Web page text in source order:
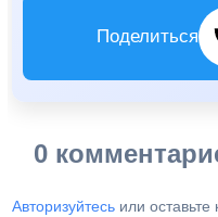
Поделиться
0
Авторизуйтесь или оставьте